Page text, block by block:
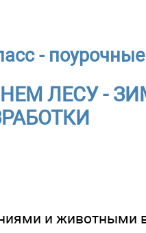
- поурочные
ЛЕСУ -
и животными